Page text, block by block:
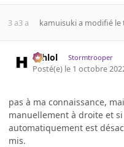
3 a3 a kamuisuki a modifié le
ashlol Stormtrooper
Posté(e) le 1 octobre
pas à ma connaissance,
manuellement à droite et
automatiquement est
mis.